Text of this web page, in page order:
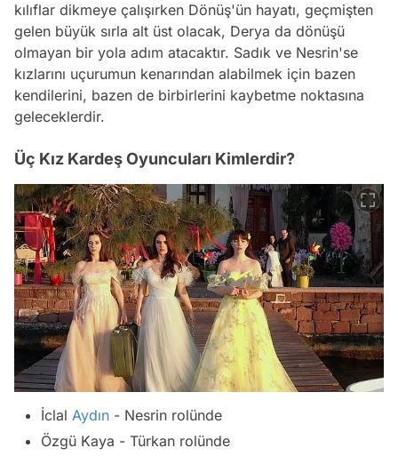
kılıflar dikmeye çalışırken Dönüş'ün hayatı, geçmişten
gelen büyük sırla alt üst olacak, Derya da dönüşü
olmayan bir yola adım atacaktır. Sadık ve Nesrin'se
kızlarını uçurumun kenarından alabilmek için bazen
kendilerini, bazen de birbirlerini kaybetme noktasına
geleceklerdir.
Üç Kız Kardeş Oyuncuları Kimlerdir?
İclal Aydın - Nesrin rolünde
Özgü Kaya - Türkan rolünde